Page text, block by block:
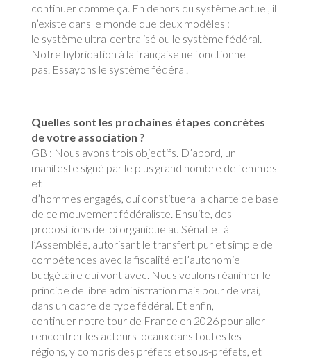
continuer comme ça. En dehors du système actuel, il
n’existe dans le monde que deux modèles :
le système ultra-centralisé ou le système fédéral.
Notre hybridation à la française ne fonctionne
pas. Essayons le système fédéral.
Quelles sont les prochaines étapes concrètes
de votre association ?
GB : Nous avons trois objectifs. D’abord, un
manifeste signé par le plus grand nombre de femmes
et
d’hommes engagés, qui constituera la charte de base
de ce mouvement fédéraliste. Ensuite, des
propositions de loi organique au Sénat et à
l’Assemblée, autorisant le transfert pur et simple de
compétences avec la fiscalité et l’autonomie
budgétaire qui vont avec. Nous voulons réanimer le
principe de libre administration mais pour de vrai,
dans un cadre de type fédéral. Et enfin,
continuer notre tour de France en 2026 pour aller
rencontrer les acteurs locaux dans toutes les
régions, y compris des préfets et sous-préfets, et